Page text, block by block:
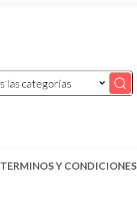
TERMINOS Y CONDICIONES